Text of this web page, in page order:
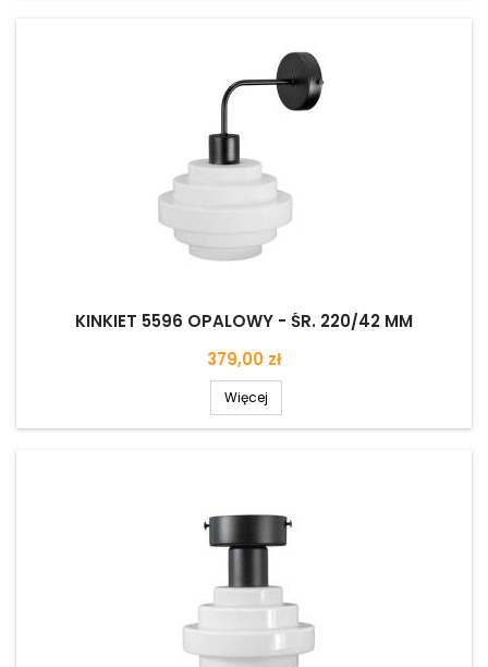
KINKIET 5596 OPALOWY - ŚR. 220/42 MM
Cena
379,00 zł
Więcej